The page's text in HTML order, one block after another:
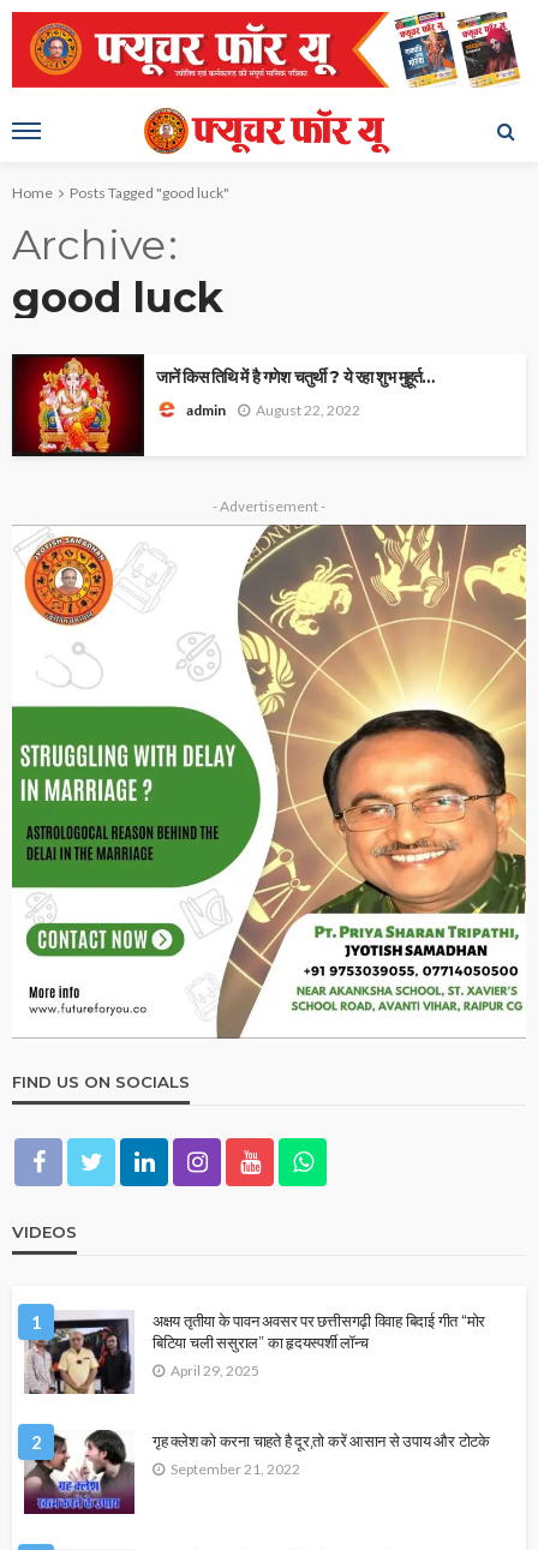
Home Posts Tagged "good luck"
Archive
good luck
जानें किस तिथि में है गणेश चतुर्थी ? ये रहा शुभ मुहूर्त…
admin August 22, 2022
- Advertisement -
FIND US ON SOCIALS
VIDEOS
1
अक्षय तृतीया के पावन अवसर पर छत्तीसगढ़ी विवाह बिदाई गीत “मोर
बिटिया चली ससुराल” का हृदयस्पर्शी लॉन्च
April 29, 2025
2 गृह क्लेश को करना चाहते है दूर,तो करें आसान से उपाय और टोटके
September 21, 2022